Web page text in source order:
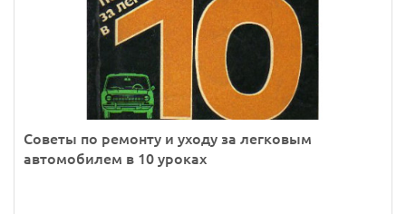
Советы по ремонту и уходу за легковым
автомобилем в 10 уроках